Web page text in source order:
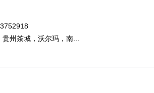
州茶城，沃尔玛，南...